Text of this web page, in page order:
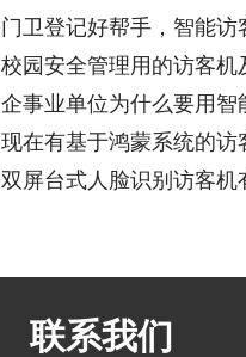
门卫登记好帮手，智能访
校园安全管理用的访客机
企事业单位为什么要用智
现在有基于鸿蒙系统的访
双屏台式人脸识别访客机
联系我们